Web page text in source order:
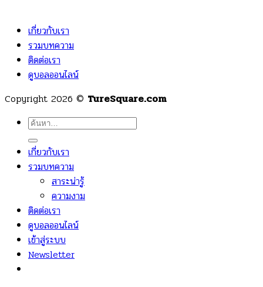
เกี่ยวกับเรา
รวมบทความ
ติดต่อเรา
ดูบอลออนไลน์
Copyright 2026 © TureSquare.com
ค้นหา:
เกี่ยวกับเรา
รวมบทความ
สาระน่ารู้
ความงาม
ติดต่อเรา
ดูบอลออนไลน์
เข้าสู่ระบบ
Newsletter